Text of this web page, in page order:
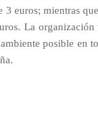
3 euros; mientras
La organización
posible en